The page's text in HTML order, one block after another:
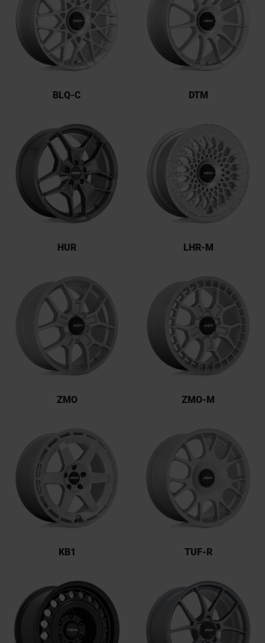
BLQ-C DTM
HUR LHR-M
ZMO ZMO-M
KB1 TUF-R